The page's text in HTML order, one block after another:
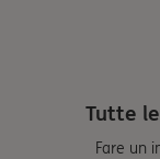
Tutte
Fare un